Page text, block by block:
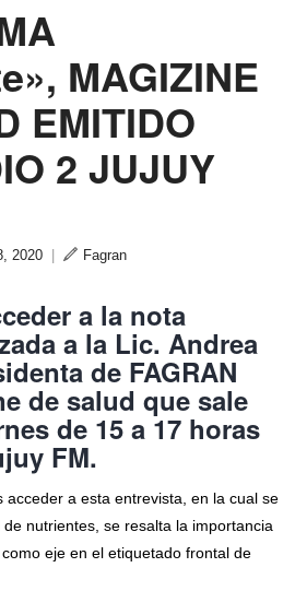
MAGIZINE
EMITIDO
2 JUJUY
2020 Fagran
a la nota
a la Lic. Andrea
de FAGRAN
de salud que sale
de 15 a 17 horas
FM.
acceder a esta entrevista, en la cual se
nutrientes, se resalta la importancia
eje en el etiquetado frontal de